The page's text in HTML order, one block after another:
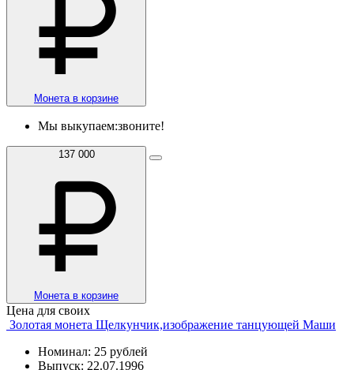
Монета в корзине
Мы выкупаем:звоните!
137 000
Монета в корзине
Цена для своих
Золотая монета Щелкунчик,изображение танцующей Маши
Номинал: 25 рублей
Выпуск: 22.07.1996